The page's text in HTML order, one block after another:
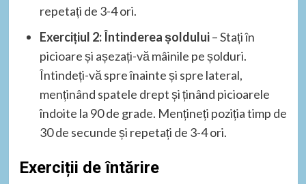
repetați de 3-4 ori.
Exercițiul 2: Întinderea șoldului– Stați în
picioare și așezați-vă mâinile pe șolduri.
Întindeți-vă spre înainte și spre lateral,
menținând spatele drept și ținând picioarele
îndoite la 90 de grade. Mențineți poziția timp de
30 de secunde și repetați de 3-4 ori.
Exerciții de întărire